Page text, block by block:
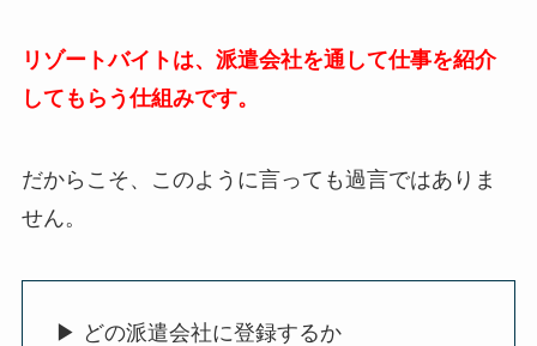
リゾートバイトは、派遣会社を通して仕事を紹介
してもらう仕組みです。
だからこそ、このように言っても過言ではありま
せん。
▶ どの派遣会社に登録するか